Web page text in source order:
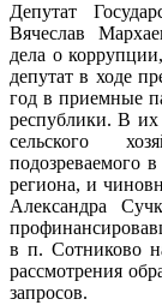
Депутат
Вячеслав
дела о
депутат в ходе
год в приемные
республики. В
сельского
подозреваемого
региона, и
Александра
в п. Сотниково
рассмотрения
запросов.